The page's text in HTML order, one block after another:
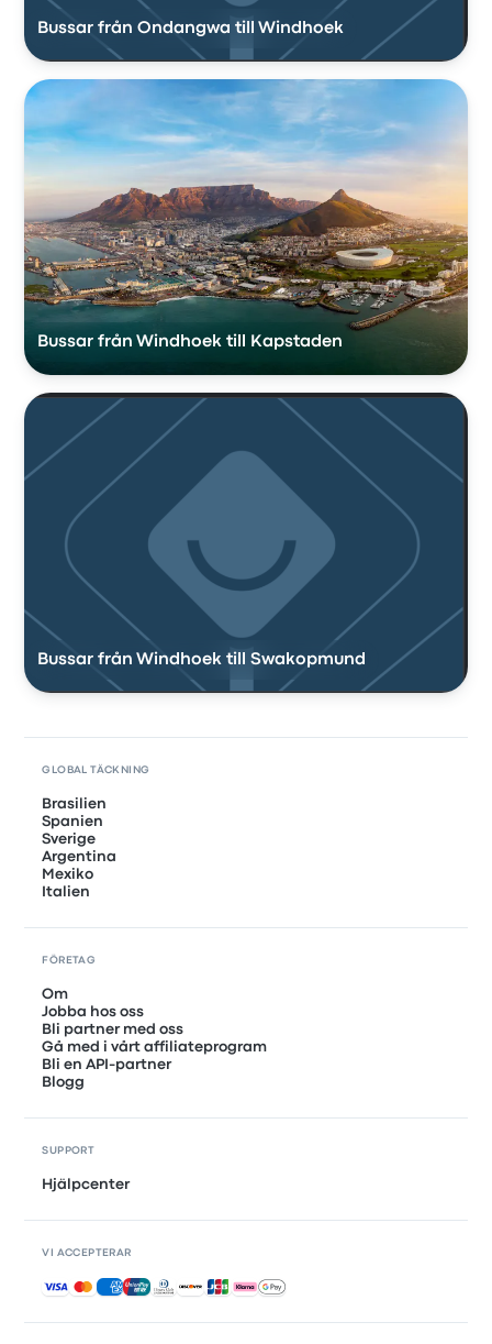
Bussar från Ondangwa till Windhoek
Bussar från Windhoek till Kapstaden
Bussar från Windhoek till Swakopmund
GLOBAL TÄCKNING
Brasilien
Spanien
Sverige
Argentina
Mexiko
Italien
FÖRETAG
Om
Jobba hos oss
Bli partner med oss
Gå med i vårt affiliateprogram
Bli en API-partner
Blogg
SUPPORT
Hjälpcenter
VI ACCEPTERAR
Accepterade betalningar